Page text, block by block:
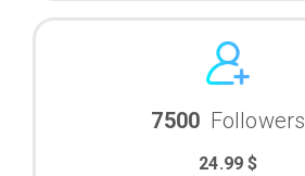
7500 Followers
24.99 $